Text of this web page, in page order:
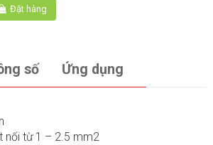
Đặt hàng
số Ứng dụng
nối từ 1 – 2.5 mm2